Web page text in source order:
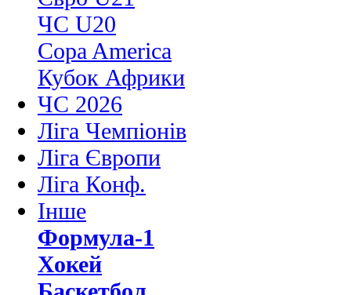
ЧС U20
Copa America
Кубок Африки
ЧС 2026
Ліга Чемпіонів
Ліга Європи
Ліга Конф.
Інше
Формула-1
Хокей